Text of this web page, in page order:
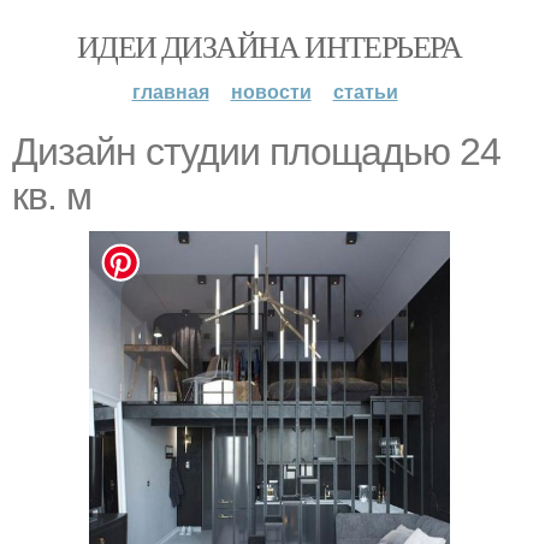
ИДЕИ ДИЗАЙНА ИНТЕРЬЕРА
главная новости статьи
Дизайн студии плoщадью 24
кв. м